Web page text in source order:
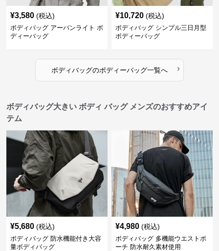
¥3,580 (税込)
ボディバッグ アーバンライト ボ
ディーバッグ
¥10,720 (税込)
ボディバッグ シンプル三日月型
ボディーバッグ
ボディバッグのボディーバッグ一覧へ ›
ボディバッグ大きい ボディ バッグ メンズのおすすめアイ
テム
¥5,680 (税込)
ボディバッグ 防水機能付き大容
量ボディバッグ
¥4,980 (税込)
ボディバッグ 多機能ウエストポ
ーチ 防水耐久素材使用